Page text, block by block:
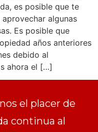
es posible que te
algunas
Es posible que
años anteriores
debido al
ahora el […]
el placer de
continua al